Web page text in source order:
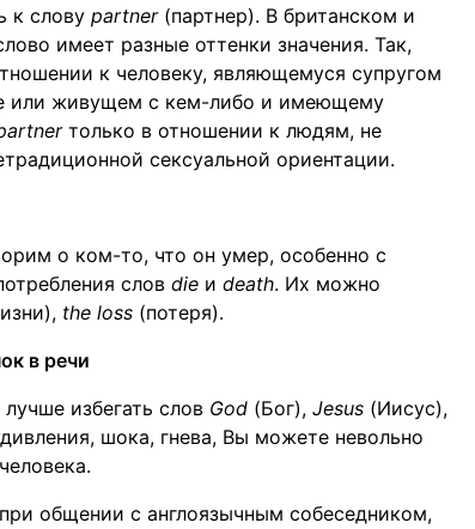
к слову partner(партнер). В британском и
имеет разные оттенки значения. Так,
к человеку, являющемуся супругом
или живущем с кем-либо и имеющему
только в отношении к людям, не
сексуальной ориентации.
о ком-то, что он умер, особенно с
слов die и death. Их можно
the loss (потеря).
в речи
избегать слов God (Бог), Jesus (Иисус),
шока, гнева, Вы можете невольно
общении с англоязычным собеседником,